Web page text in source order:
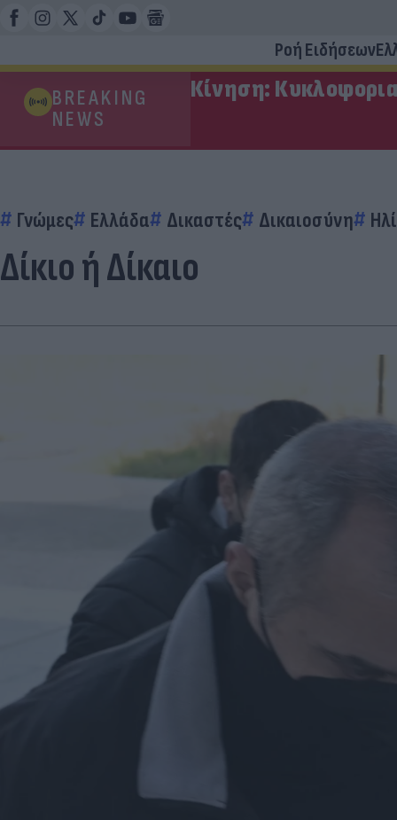
Ροή Ειδήσεων
BREAKING
NEWS
Κίνηση:
Γνώμες Ελλάδα Δικαστές Δικαιοσύνη
Δίκιο ή Δίκαιο